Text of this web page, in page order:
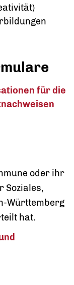
für die
oder ihr
Soziales,
Württemberg
hat.